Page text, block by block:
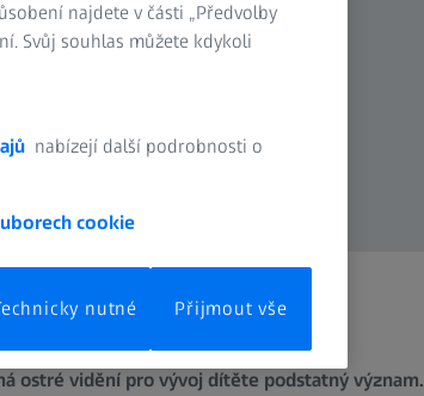
ostré vidění pro vývoj dítěte podstatný význam.
najdete v části „Předvolby
Svůj souhlas můžete kdykoli
nabízejí další podrobnosti o
cookie
nutné Přijmout vše